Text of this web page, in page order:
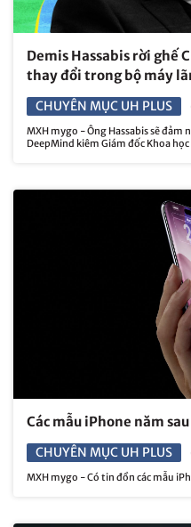
Demis Hassabis rời ghế
thay đổi trong bộ máy
CHUYÊN MỤC UH PLUS
MXH mygo - Ông Hassabis sẽ đảm
DeepMind kiêm Giám đốc Khoa
Các mẫu iPhone năm
CHUYÊN MỤC UH PLUS
MXH mygo - Có tin đồn các mẫu